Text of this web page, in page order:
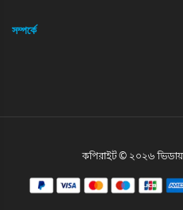
সম্পর্কে
কপিরাইট © ২০২৬